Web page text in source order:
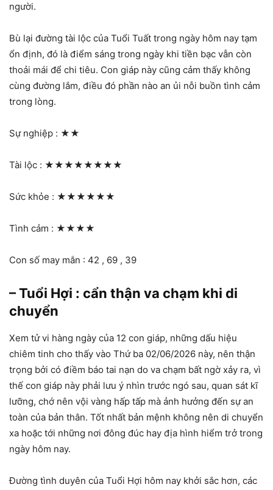
người.
Bù lại đường tài lộc của Tuổi Tuất trong ngày hôm nay tạm
ổn định, đó là điểm sáng trong ngày khi tiền bạc vẫn còn
thoải mái để chi tiêu. Con giáp này cũng cảm thấy không
cùng đường lắm, điều đó phần nào an ủi nỗi buồn tình cảm
trong lòng.
Sự nghiệp : ★★
Tài lộc : ★★★★★★★★
Sức khỏe : ★★★★★★
Tình cảm : ★★★★
Con số may mắn : 42 , 69 , 39
– Tuổi Hợi : cẩn thận va chạm khi di
chuyển
Xem tử vi hàng ngày của 12 con giáp, những dấu hiệu
chiêm tinh cho thấy vào Thứ ba 02/06/2026 này, nên thận
trọng bởi có điềm báo tai nạn do va chạm bất ngờ xảy ra, vì
thế con giáp này phải lưu ý nhìn trước ngó sau, quan sát kĩ
lưỡng, chớ nên vội vàng hấp tấp mà ảnh hưởng đến sự an
toàn của bản thân. Tốt nhất bản mệnh không nên di chuyển
xa hoặc tới những nơi đông đúc hay địa hình hiểm trở trong
ngày hôm nay.
Đường tình duyên của Tuổi Hợi hôm nay khởi sắc hơn, các